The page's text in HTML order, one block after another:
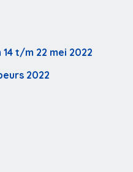
t/m 22 mei 2022
2022